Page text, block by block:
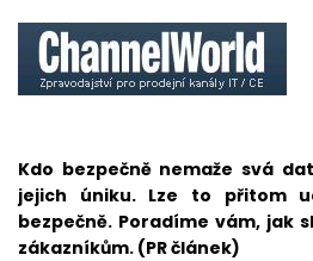
Kdo bezpečně nemaže svá
jejich úniku. Lze to přitom
bezpečně. Poradíme vám, jak
zákazníkům. (PR článek)